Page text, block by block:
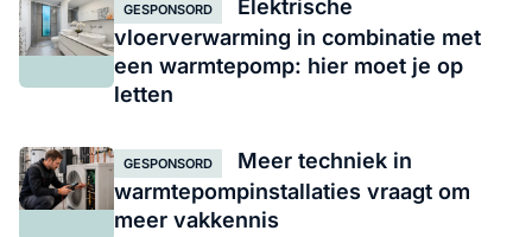
GESPONSORD
Elektrische
vloerverwarming in combinatie met
een warmtepomp: hier moet je op
letten
GESPONSORD
Meer techniek in
warmtepompinstallaties vraagt om
meer vakkennis